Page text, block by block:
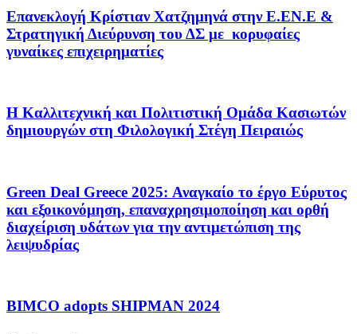
Επανεκλογή Κρίστιαν Χατζημηνά στην Ε.ΕΝ.Ε &
Στρατηγική Διεύρυνση του ΔΣ με κορυφαίες
γυναίκες επιχειρηματίες
Η Καλλιτεχνική και Πολιτιστική Ομάδα Κασιωτών
δημιουργών στη Φιλολογική Στέγη Πειραιώς
Green Deal Greece 2025: Αναγκαίο το έργο Εύρυτος
και εξοικονόμηση, επαναχρησιμοποίηση και ορθή
διαχείριση υδάτων για την αντιμετώπιση της
λειψυδρίας
BIMCO adopts SHIPMAN 2024